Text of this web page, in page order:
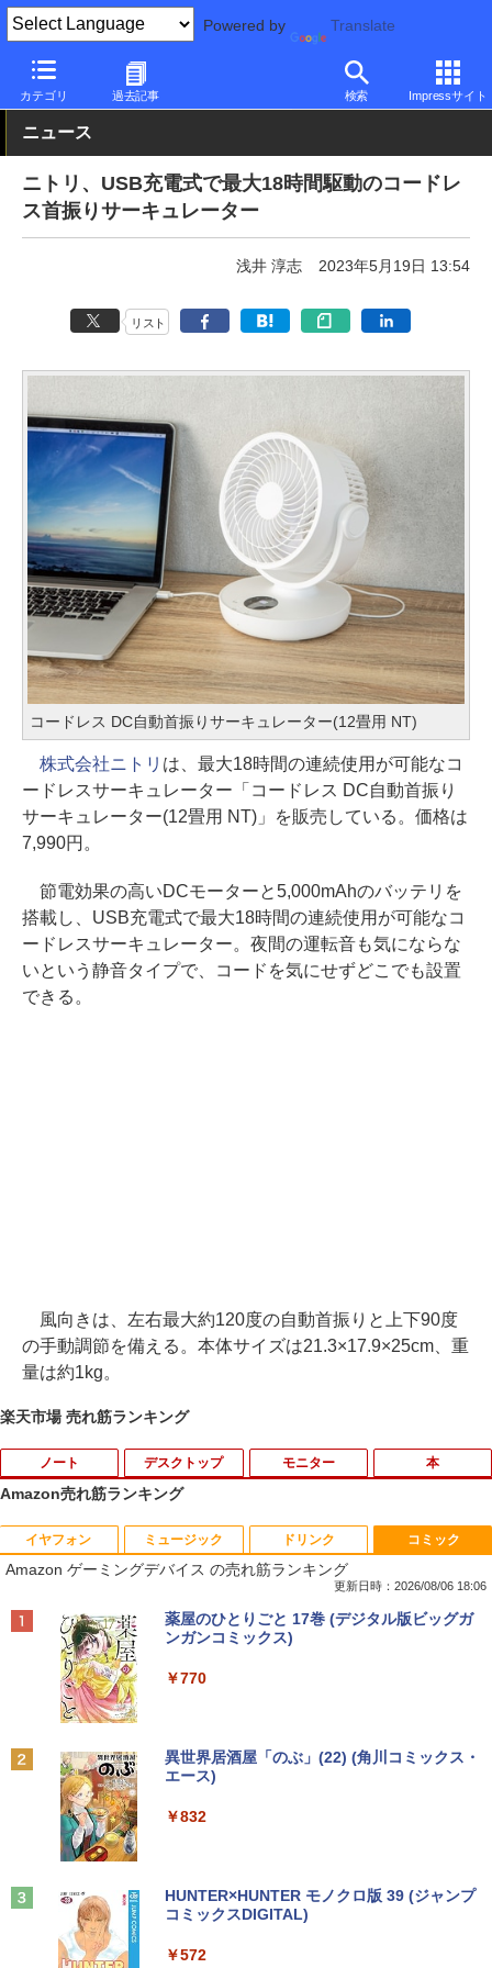
Powered by Translate
カテゴリ 過去記事 検索 Impressサイト
PC Watch 半導体/周辺機器
ニュース
ニトリ、USB充電式で最大18時間駆動のコードレ
ス首振りサーキュレーター
浅井 淳志 2023年5月19日 13:54
リスト
コードレス DC自動首振りサーキュレーター(12畳用 NT)
株式会社ニトリ は、最大18時間の連続使用が可能なコ
ードレスサーキュレーター「コードレス DC自動首振り
サーキュレーター(12畳用 NT)」を販売している。価格は
7,990円。
節電効果の高いDCモーターと5,000mAhのバッテリを
搭載し、USB充電式で最大18時間の連続使用が可能なコ
ードレスサーキュレーター。夜間の運転音も気にならな
いという静音タイプで、コードを気にせずどこでも設置
できる。
風向きは、左右最大約120度の自動首振りと上下90度
の手動調節を備える。本体サイズは21.3×17.9×25cm、重
量は約1kg。
楽天市場 売れ筋ランキング
ノート
1
【中古】第4世代 Core i3搭載ノートパソ
コン 500GB 4GBメモリ DVDマルチドラ
イブ 15.6インチ Wi-Fi 【Windows10】
￥8,800
0 | Windows11 | ノートPC | 一年保証 |
第7世代 | Core i5 7200U 2.5(～最大3.1)
GHz | MEM:8GB | HDD:500GB | DVDマ
ro64Bit | ACアダプター付属
U938 第7世代 Core i5 Windows11 Pro
デスクトップ
1
Magic Trackpad 2 用 トラックパッド 保
護フィルム OverLay Protector for Magi
c Trackpad 2保護 フィルム シート シー
ウス 低反射 タッチパッド トラックパッ
ド ミヤビックス
￥998
【★ランキング第1位獲得商品!!★】 デス
クトップパソコン ★店長おまかせ 最新
Core-i7 変更可 八世代 十世代にも対応
￥15,800
モニター
1
【マラソンセール期間中ポイント5倍】中
古モニター 19インチ スクエア 液晶ディ
スプレイ VGA / DVI端子 店長おまかせ ケ
確認済み 30日保証 送料無料
2
PHILIPS/フィリップス 241V8/11 / 23.8型
ワイド 液晶ディスプレイ FullHD/HDMI
ケーブル標準添付【中古/送料無料】※沖
PHILIPS 241V8 LED液晶モニター 23.8
ルHD）16:9 IPSパネル 非光沢 ノングレ
本
1
[新品]はじめての世界名作えほん えほん
のおうち(1～40巻)
￥26,400
￥1,815
司 ]
￥2,750
Amazon売れ筋ランキング
イヤフォン
Anker Soundcore P40i オフホワイト
Anker Soundcore P31i ブラック
Anker Soundcore Liberty 5 ミッドナイトブ
ラック
￥14,990
ミュージック
BRUCE WAYNE feat. Flo Milli, ATL Jacob
[Explicit]
￥250
BRUCE WAYNE feat. Flo Milli, ATL Jacob
[Explicit]
￥250
On My Road (Stadium ver.)
ドリンク
【Amazon.co.jp限定】 い・ろ・は・す 2L P
ET ラベルレス ×8本
￥1,001
by Amazon 天然水 ラベルレス 500ml ×24本
富士山の天然水 バナジウム含有 水 ミネラル
ットル (Smart Basic)
by Amazon 天然水ラベルレス 2L×9本
￥1,117
コミック
Amazon ゲーミングデバイス の売れ筋ランキング
更新日時：2026/08/06 18:06
薬屋のひとりごと 17巻 (デジタル版ビッグガ
ンガンコミックス)
￥770
異世界居酒屋「のぶ」(22) (角川コミックス・
エース)
￥832
HUNTER×HUNTER モノクロ版 39 (ジャンプ
コミックスDIGITAL)
￥572